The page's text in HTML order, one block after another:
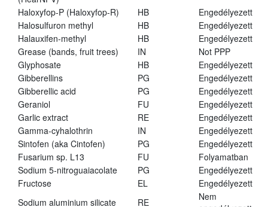
Haloxyfop-P (Haloxyfop-R) HB
Engedélyezett
Halosulfuron methyl
HB
Engedélyezett
Halauxifen-methyl
HB
Engedélyezett
Grease (bands, fruit trees)
IN
Not PPP
Glyphosate
HB
Engedélyezett
Gibberellins
PG
Engedélyezett
Gibberellic acid
PG
Engedélyezett
Geraniol
FU
Engedélyezett
Garlic extract
RE
Engedélyezett
Gamma-cyhalothrin
IN
Engedélyezett
Sintofen (aka Cintofen)
PG
Engedélyezett
Fusarium sp. L13
FU
Folyamatban
Sodium 5-nitroguaiacolate
PG
Engedélyezett
Fructose
EL
Engedélyezett
Sodium aluminium silicate
RE
Nem